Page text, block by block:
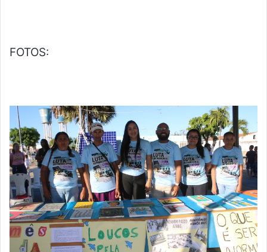
FOTOS: